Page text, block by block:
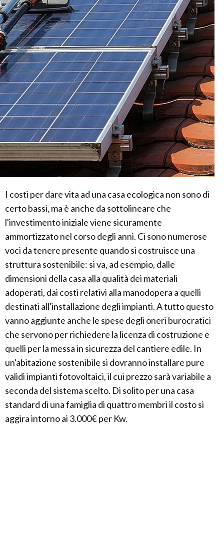
I costi per dare vita ad una casa ecologica non sono di
certo bassi, ma è anche da sottolineare che
l'investimento iniziale viene sicuramente
ammortizzato nel corso degli anni. Ci sono numerose
voci da tenere presente quando si costruisce una
struttura sostenibile: si va, ad esempio, dalle
dimensioni della casa alla qualità dei materiali
adoperati, dai costi relativi alla manodopera a quelli
destinati all'installazione degli impianti. A tutto questo
vanno aggiunte anche le spese degli oneri burocratici
che servono per richiedere la licenza di costruzione e
quelli per la messa in sicurezza del cantiere edile. In
un'abitazione sostenibile si dovranno installare pure
validi impianti fotovoltaici, il cui prezzo sarà variabile a
seconda del sistema scelto. Di solito per una casa
standard di una famiglia di quattro membri il costo si
aggira intorno ai 3.000€ per Kw.